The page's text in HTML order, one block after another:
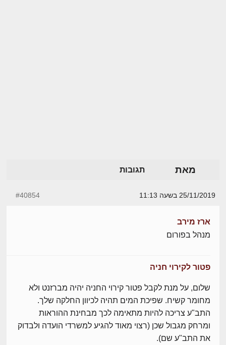
מאת תגובות
25/11/2019 בשעה 11:13 #40854
ארז מירב
מנהל בפורום
פטור לקירוי חניה
שלום, על מנת לקבל פטור קירוי החניה יהיה מברזנט ולא
מחומר קשיח. שפיכת המים תהיה לכיוון החלקה שלך.
התב"ע צריכה להיות מתאימה לכך מבחינת ההוראות
ומרחק מגבול שכן (רצוי מאוד להגיע למשרדי הועדה ולבדוק
את התב"ע שם).